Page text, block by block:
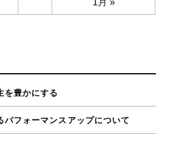
1月 »
を豊かにする
パフォーマンスアップについて